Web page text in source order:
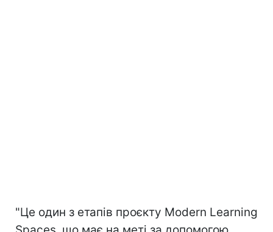
"Це один з етапів проєкту Modern Learning